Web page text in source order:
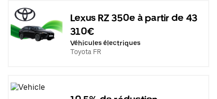
Lexus RZ 350e à partir de 43
310€
Véhicules électriques
Toyota FR